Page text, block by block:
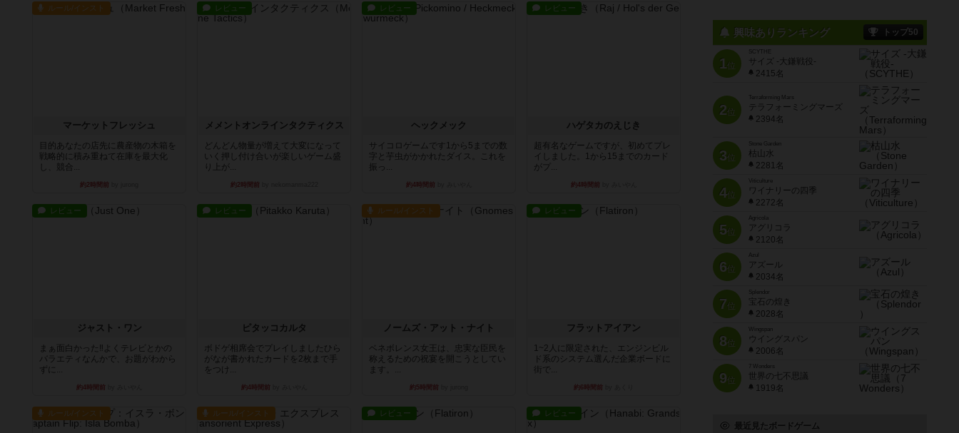
ルール/インスト
マーケットフレッシュ
目的あなたの店先に農産物の木箱を
戦略的に積み重ねて在庫を最大化
し、競合...
約2時間前
レビュー
メメントオンラインタクティクス
どんどん物量が増えて大変になって
いく押し付け合いが楽しいゲーム盛
り上が...
約2時間前
レビュー
ヘックメック
サイコロゲームです1から5までの数
字と芋虫がかかれたダイス。これを
振っ...
約4時間前
レビュー
ハゲタカのえじき
超有名なゲームですが、初めてプレ
イしました。1から15までのカード
がプ...
約4時間前
レビュー
ジャスト・ワン
まぁ面白かった‼️よくテレビとかの
バラエティなんかで、お題がわから
ずに...
約4時間前
レビュー
ピタッコカルタ
ボドゲ相席会でプレイしましたひら
がなが書かれたカードを2枚まで手
をつけ...
約4時間前
ルール/インスト
ノームズ・アット・ナイト
ベネボレンス女王は、忠実な臣民を
称えるための祝宴を開こうとしてい
ます。...
約5時間前
レビュー
フラットアイアン
1~2人に限定された、エンジンビル
ド系のシステム選んだ企業ボードに
街で...
約6時間前
ルール/インスト ルール/インスト レビュー レビュー
興味ありランキング トップ50
1位
SCYTHE
サイズ -大鎌戦役-
2415名
2位
Terraforming Mars
テラフォーミングマーズ
2394名
3位
Stone Garden
枯山水
2281名
4位
Viticulture
ワイナリーの四季
2272名
5位
Agricola
アグリコラ
2120名
6位
Azul
アズール
2034名
7位
宝石の煌き
2028名
8位
Wingspan
ウイングスパン
2006名
9位
7 Wonders
世界の七不思議
1919名
最近見たボードゲーム